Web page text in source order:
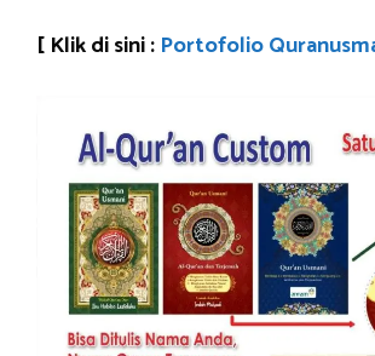
[ Klik di sini : Portofolio